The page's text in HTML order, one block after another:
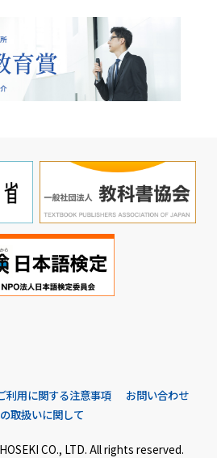
利用に関する注意事項
お問い合わせ
取扱いに関して
CO., LTD. All rights reserved.